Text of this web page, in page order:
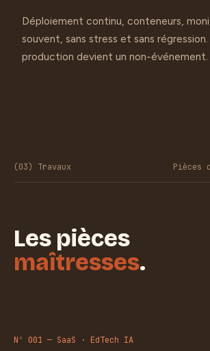
Déploiement continu, conteneurs,
souvent, sans stress et sans régression.
production devient un non-événement.
(03) Travaux Pièces
Les pièces
maîtresses.
Nº 001 — SaaS · EdTech IA